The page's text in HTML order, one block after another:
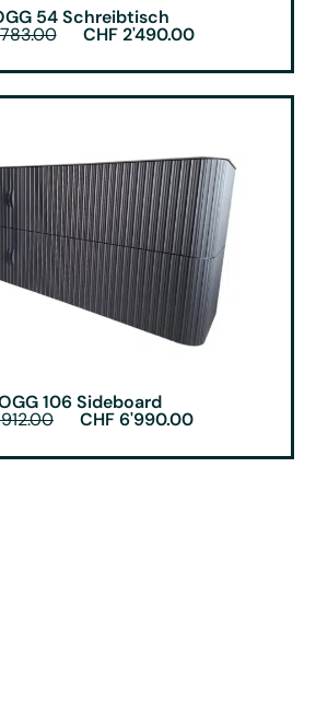
54 Schreibtisch
CHF2'490.00
106 Sideboard
CHF6'990.00